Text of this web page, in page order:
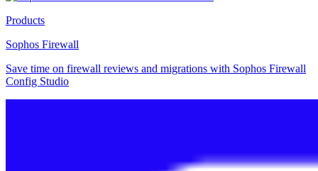
Products
Sophos Firewall
Save time on firewall reviews and migrations with Sophos Firewall
Config Studio